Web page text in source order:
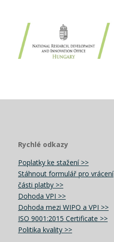
Rychlé odkazy
Poplatky ke stažení >>
Stáhnout formulář pro vrácení
části platby >>
Dohoda VPI >>
Dohoda mezi WIPO a VPI >>
ISO 9001:2015 Certificate >>
Politika kvality >>